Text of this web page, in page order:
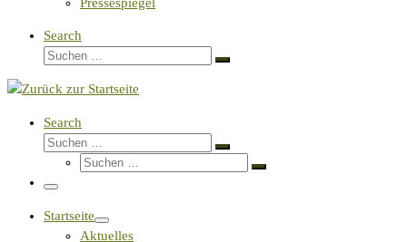
Search
Suche
Suchen …
Search
Suche
Suchen …
Suche
Suchen …
Menü
Startseite
Aktuelles